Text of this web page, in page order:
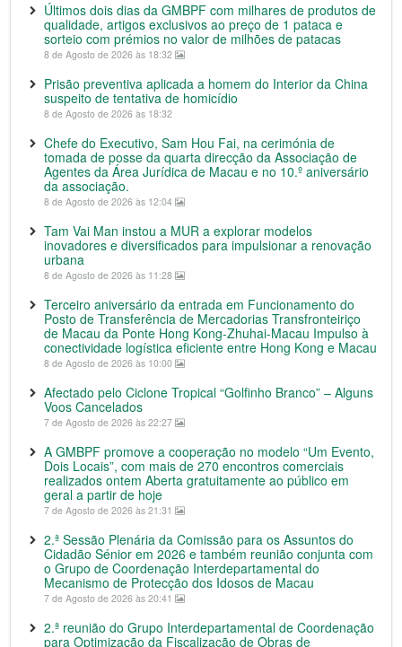
Últimos dois dias da GMBPF com milhares de produtos de
qualidade, artigos exclusivos ao preço de 1 pataca e
sorteio com prémios no valor de milhões de patacas
8 de Agosto de 2026 às 18:32
Prisão preventiva aplicada a homem do Interior da China
suspeito de tentativa de homicídio
8 de Agosto de 2026 às 18:32
Chefe do Executivo, Sam Hou Fai, na cerimónia de
tomada de posse da quarta direcção da Associação de
Agentes da Área Jurídica de Macau e no 10.º aniversário
da associação.
8 de Agosto de 2026 às 12:04
Tam Vai Man instou a MUR a explorar modelos
inovadores e diversificados para impulsionar a renovação
urbana
8 de Agosto de 2026 às 11:28
Terceiro aniversário da entrada em Funcionamento do
Posto de Transferência de Mercadorias Transfronteiriço
de Macau da Ponte Hong Kong-Zhuhai-Macau Impulso à
conectividade logística eficiente entre Hong Kong e Macau
8 de Agosto de 2026 às 10:00
Afectado pelo Ciclone Tropical “Golfinho Branco” – Alguns
Voos Cancelados
7 de Agosto de 2026 às 22:27
A GMBPF promove a cooperação no modelo “Um Evento,
Dois Locais”, com mais de 270 encontros comerciais
realizados ontem Aberta gratuitamente ao público em
geral a partir de hoje
7 de Agosto de 2026 às 21:31
2.ª Sessão Plenária da Comissão para os Assuntos do
Cidadão Sénior em 2026 e também reunião conjunta com
o Grupo de Coordenação Interdepartamental do
Mecanismo de Protecção dos Idosos de Macau
7 de Agosto de 2026 às 20:41
2.ª reunião do Grupo Interdepartamental de Coordenação
para Optimização da Fiscalização de Obras de